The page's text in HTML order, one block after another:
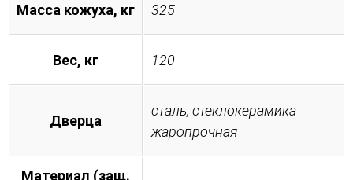
Масса кожуха, кг 325
Вес, кг 120
Дверца
сталь, стеклокерамика
жаропрочная
Материал (защ.